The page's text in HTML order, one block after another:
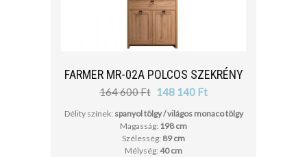
FARMER MR-02A POLCOS SZEKRÉNY
164 600 Ft 148 140 Ft
Délity színek: spanyol tölgy / világos monaco tölgy
Magasság: 198 cm
Szélesség: 89 cm
Mélység: 40 cm